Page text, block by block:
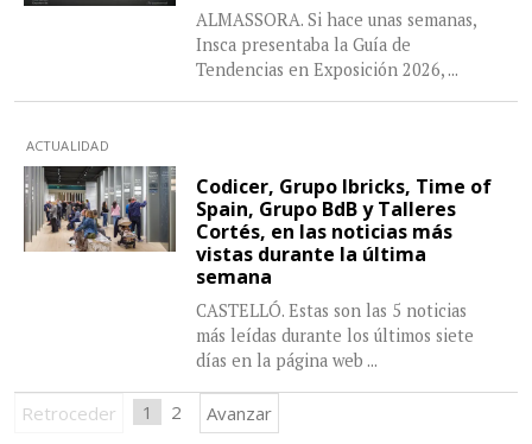
ALMASSORA. Si hace unas semanas,
Insca presentaba la Guía de
Tendencias en Exposición 2026, ...
ACTUALIDAD
Codicer, Grupo Ibricks, Time of
Spain, Grupo BdB y Talleres
Cortés, en las noticias más
vistas durante la última
semana
CASTELLÓ. Estas son las 5 noticias
más leídas durante los últimos siete
días en la página web ...
Retroceder 1 2 Avanzar